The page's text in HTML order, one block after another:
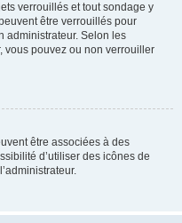
verrouillés et tout sondage y
être verrouillés pour
administrateur. Selon les
vous pouvez ou non verrouiller
être associées à des
d’utiliser des icônes de